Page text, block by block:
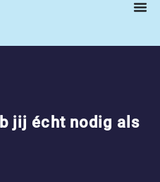
jij écht nodig als